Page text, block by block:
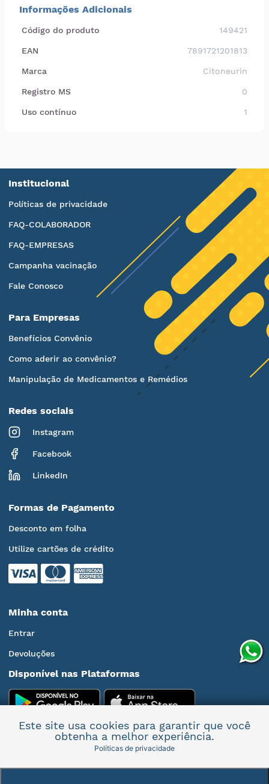
Informações Adicionais
Código do produto 149421
EAN 7891721201813
Marca Citoneurin
Registro MS 0
Uso contínuo 1
Institucional
Políticas de privacidade
FAQ-COLABORADOR
FAQ-EMPRESAS
Campanha vacinação
Fale Conosco
Para Empresas
Benefícios Convênio
Como aderir ao convênio?
Manipulação de Medicamentos e Remédios
Redes sociais
Instagram
Facebook
LinkedIn
Formas de Pagamento
Desconto em folha
Utilize cartões de crédito
Minha conta
Entrar
Devoluções
Disponível nas Plataformas
Mais informações
Este site usa cookies para garantir que você
obtenha a melhor experiência.
Políticas de privacidade